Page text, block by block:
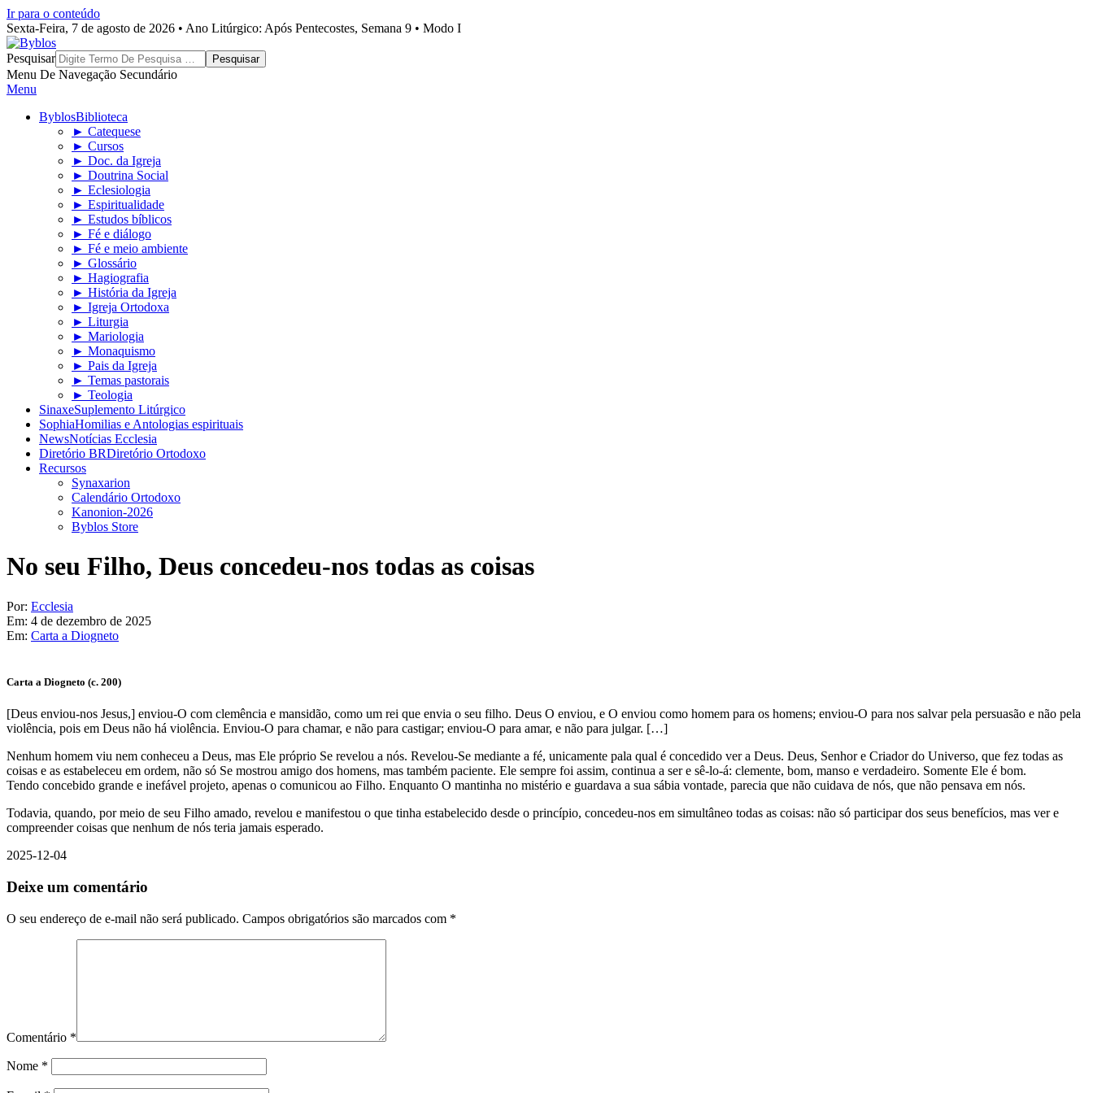
Ir para o conteúdo
Sexta-Feira, 7 de agosto de 2026 • Ano Litúrgico: Após Pentecostes, Semana 9 • Modo I
Byblos
Pesquisar
Menu De Navegação Secundário
Menu
ByblosBiblioteca
► Catequese
► Cursos
► Doc. da Igreja
► Doutrina Social
► Eclesiologia
► Espiritualidade
► Estudos bíblicos
► Fé e diálogo
► Fé e meio ambiente
► Glossário
► Hagiografia
► História da Igreja
► Igreja Ortodoxa
► Liturgia
► Mariologia
► Monaquismo
► Pais da Igreja
► Temas pastorais
► Teologia
SinaxeSuplemento Litúrgico
SophiaHomilias e Antologias espirituais
NewsNotícias Ecclesia
Diretório BRDiretório Ortodoxo
Recursos
Synaxarion
Calendário Ortodoxo
Kanonion-2026
Byblos Store
No seu Filho, Deus concedeu-nos todas as coisas
Por: Ecclesia
Em: 4 de dezembro de 2025
Em: Carta a Diogneto
Carta a Diogneto (c. 200)
[Deus enviou-nos Jesus,] enviou-O com clemência e mansidão, como um rei que envia o seu filho. Deus O enviou, e O enviou como homem para os homens; enviou-O para nos salvar pela persuasão e não pela
violência, pois em Deus não há violência. Enviou-O para chamar, e não para castigar; enviou-O para amar, e não para julgar. […]
Nenhum homem viu nem conheceu a Deus, mas Ele próprio Se revelou a nós. Revelou-Se mediante a fé, unicamente pala qual é concedido ver a Deus. Deus, Senhor e Criador do Universo, que fez todas as
coisas e as estabeleceu em ordem, não só Se mostrou amigo dos homens, mas também paciente. Ele sempre foi assim, continua a ser e sê-lo-á: clemente, bom, manso e verdadeiro. Somente Ele é bom.
Tendo concebido grande e inefável projeto, apenas o comunicou ao Filho. Enquanto O mantinha no mistério e guardava a sua sábia vontade, parecia que não cuidava de nós, que não pensava em nós.
Todavia, quando, por meio de seu Filho amado, revelou e manifestou o que tinha estabelecido desde o princípio, concedeu-nos em simultâneo todas as coisas: não só participar dos seus benefícios, mas ver e
compreender coisas que nenhum de nós teria jamais esperado.
2025-12-04
Deixe um comentário
O seu endereço de e-mail não será publicado. Campos obrigatórios são marcados com *
Comentário *
Nome *